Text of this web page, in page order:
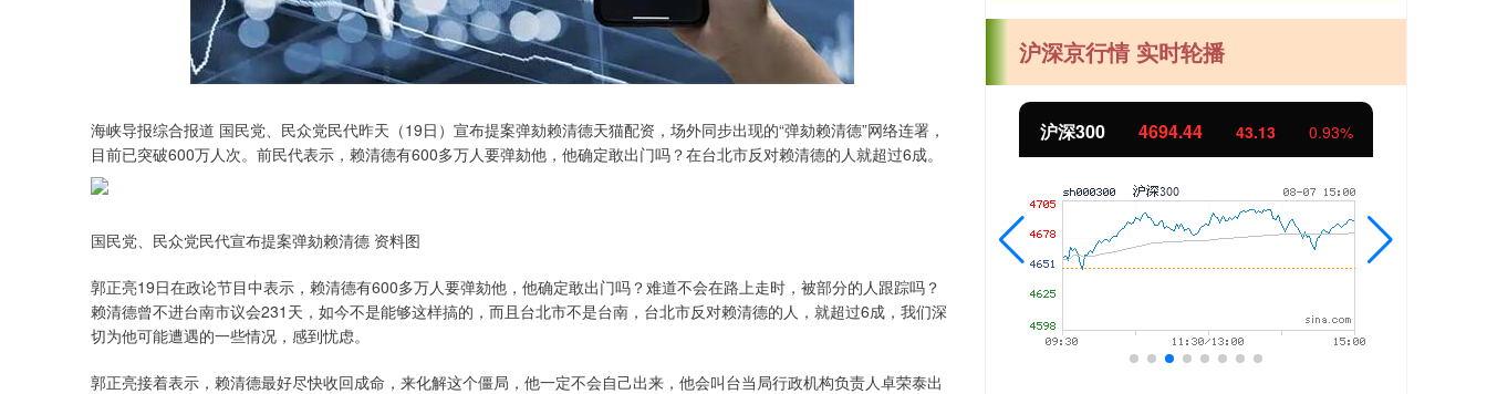
海峡导报综合报道 国民党、民众党民代昨天（19日）宣布提案弹劾赖清德天猫配资，场外同步出现的“弹劾赖清德”网络连署，
目前已突破600万人次。前民代表示，赖清德有600多万人要弹劾他，他确定敢出门吗？在台北市反对赖清德的人就超过6成。
国民党、民众党民代宣布提案弹劾赖清德 资料图
郭正亮19日在政论节目中表示，赖清德有600多万人要弹劾他，他确定敢出门吗？难道不会在路上走时，被部分的人跟踪吗？
赖清德曾不进台南市议会231天，如今不是能够这样搞的，而且台北市不是台南，台北市反对赖清德的人，就超过6成，我们深
切为他可能遭遇的一些情况，感到忧虑。
郭正亮接着表示，赖清德最好尽快收回成命，来化解这个僵局，他一定不会自己出来，他会叫台当局行政机构负责人卓荣泰出
沪深京行情 实时轮播
1.02% 深证成指 14311.01 200.89 1.42% 沪深300 4694.44 43.13 0.93% 北证50 1134.24 11.37 1.01%